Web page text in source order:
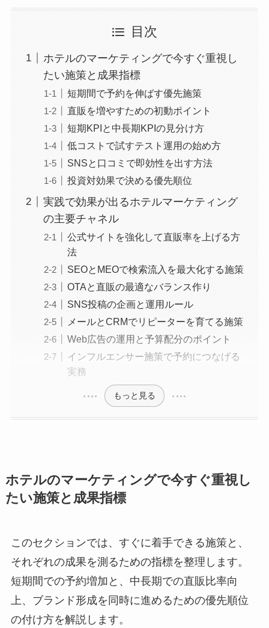
目次
ホテルのマーケティングで今すぐ重視し
たい施策と成果指標
短期間で予約を伸ばす優先施策
直販を増やすための初動ポイント
短期KPIと中長期KPIの見分け方
低コストで試すテスト運用の始め方
SNSと口コミで即効性を出す方法
投資対効果で決める優先順位
実践で効果が出るホテルマーケティング
の主要チャネル
公式サイトを強化して直販率を上げる方
法
SEOとMEOで検索流入を最大化する施策
OTAと直販の最適なバランス作り
SNS投稿の企画と運用ルール
メールとCRMでリピーターを育てる施策
Web広告の運用と予算配分のポイント
インフルエンサー施策で予約につなげる
実務
もっと見る
ホテルのマーケティングで今すぐ重視し
たい施策と成果指標
このセクションでは、すぐに着手できる施策と、
それぞれの成果を測るための指標を整理します。
短期間での予約増加と、中長期での直販比率向
上、ブランド形成を同時に進めるための優先順位
の付け方を解説します。